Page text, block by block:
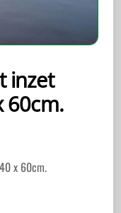
inzet
60cm.
x 60cm.